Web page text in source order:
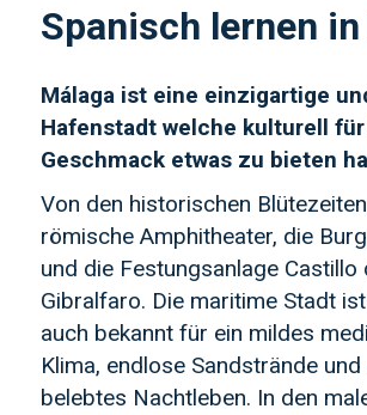
Spanisch lernen
Málaga ist eine einzigartige
Hafenstadt welche kulturell
Geschmack etwas zu bieten
Von den historischen
römische Amphitheater, die
und die Festungsanlage Castillo
Gibralfaro. Die maritime Stadt
auch bekannt für ein mildes
Klima, endlose Sandstrände
belebtes Nachtleben. In den